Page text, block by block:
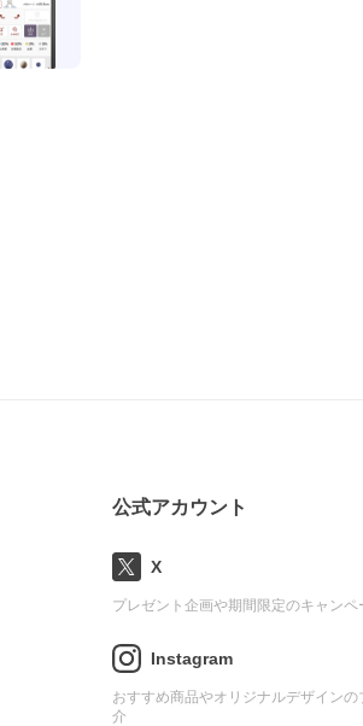
公式アカウント
X
プレゼント企画や期間限定のキャンペ
Instagram
おすすめ商品やオリジナルデザインの
介